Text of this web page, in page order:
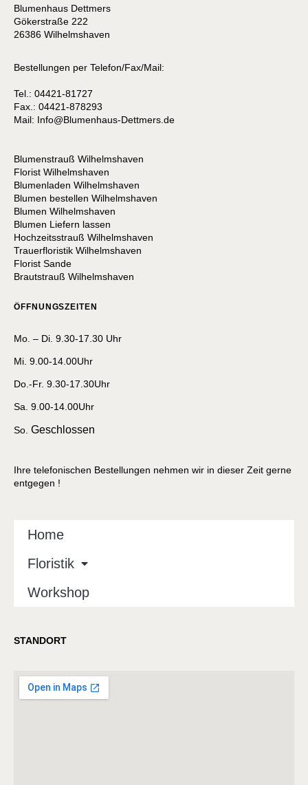
Blumenhaus Dettmers
Gökerstraße 222
26386 Wilhelmshaven
Bestellungen per Telefon/Fax/Mail:
Tel.: 04421-81727
Fax.: 04421-878293
Mail: Info@Blumenhaus-Dettmers.de
Blumenstrauß Wilhelmshaven
Florist Wilhelmshaven
Blumenladen Wilhelmshaven
Blumen bestellen Wilhelmshaven
Blumen Wilhelmshaven
Blumen Liefern lassen
Hochzeitsstrauß Wilhelmshaven
Trauerfloristik Wilhelmshaven
Florist Sande
Brautstrauß Wilhelmshaven
ÖFFNUNGSZEITEN
Mo. – Di. 9.30-17.30 Uhr
Mi. 9.00-14.00Uhr
Do.-Fr. 9.30-17.30Uhr
Sa. 9.00-14.00Uhr
So. Geschlossen
Ihre telefonischen Bestellungen nehmen wir in dieser Zeit gerne
entgegen !
Home
Floristik
Workshop
STANDORT